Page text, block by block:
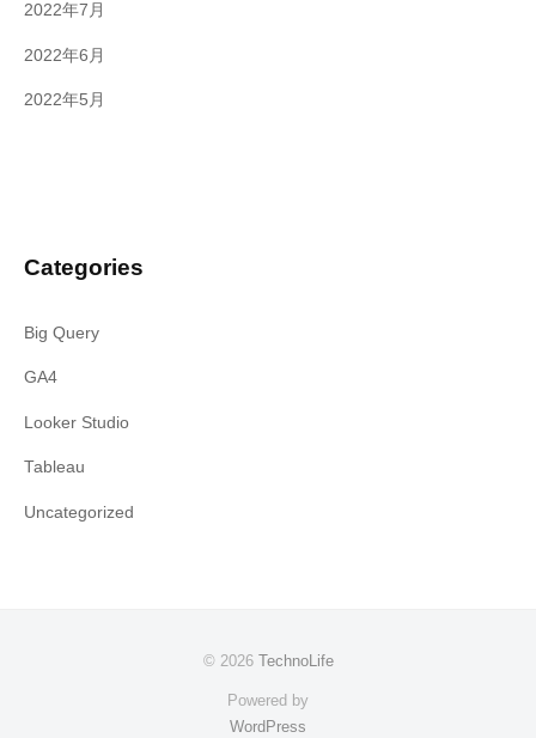
2022年7月
2022年6月
2022年5月
Categories
Big Query
GA4
Looker Studio
Tableau
Uncategorized
© 2026 TechnoLife
Powered by
WordPress